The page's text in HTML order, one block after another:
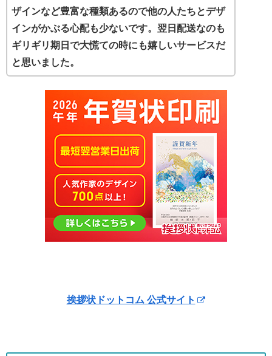
ザインなど豊富な種類あるので他の人たちとデザ
インがかぶる心配も少ないです。翌日配送なのも
ギリギリ期日で大慌ての時にも嬉しいサービスだ
と思いました。
挨拶状ドットコム 公式サイト